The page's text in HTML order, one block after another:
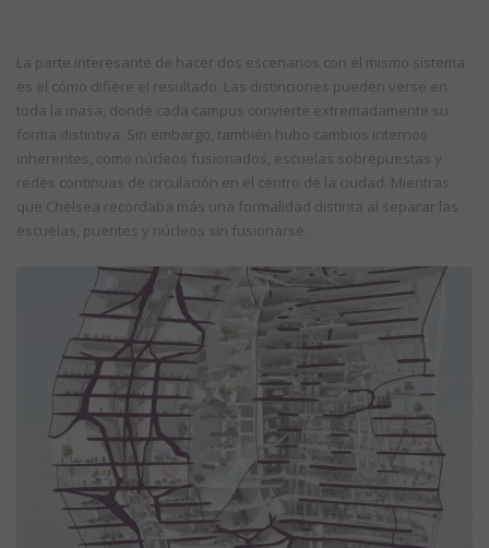
La parte interesante de hacer dos escenarios con el mismo sistema
es el cómo difiere el resultado. Las distinciones pueden verse en
toda la masa, donde cada campus convierte extremadamente su
forma distintiva. Sin embargo, también hubo cambios internos
inherentes, como núcleos fusionados, escuelas sobrepuestas y
redes continuas de circulación en el centro de la ciudad. Mientras
que Chelsea recordaba más una formalidad distinta al separar las
escuelas, puentes y núcleos sin fusionarse.